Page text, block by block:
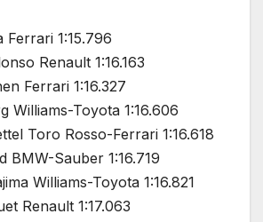
Ferrari 1:15.796
Renault 1:16.163
Ferrari 1:16.327
Williams-Toyota 1:16.606
Toro Rosso-Ferrari 1:16.618
BMW-Sauber 1:16.719
Williams-Toyota 1:16.821
Renault 1:17.063